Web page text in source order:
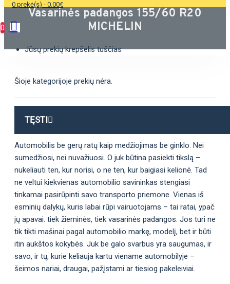
0 prekė(s) - 0.00€
0
Jūsų prekių krepšelis tuščias
Vasarinės padangos 155/60 R20
MICHELIN
Šioje kategorijoje prekių nėra.
TĘSTI
Automobilis be gerų ratų kaip medžiojimas be ginklo. Nei
sumedžiosi, nei nuvažiuosi. O juk būtina pasiekti tikslą –
nukeliauti ten, kur norisi, o ne ten, kur baigiasi kelionė. Tad
ne veltui kiekvienas automobilio savininkas stengiasi
tinkamai pasirūpinti savo transporto priemone. Vienas iš
esminių dalykų, kuris labai rūpi vairuotojams – tai ratai, ypač
jų apavai: tiek žieminės, tiek vasarinės padangos. Jos turi ne
tik tikti mašinai pagal automobilio markę, modelį, bet ir būti
itin aukštos kokybės. Juk be galo svarbus yra saugumas, ir
savo, ir tų, kurie keliauja kartu viename automobilyje –
šeimos nariai, draugai, pažįstami ar tiesiog pakeleiviai.